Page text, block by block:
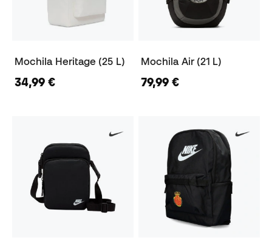
Mochila Heritage (25 L)
34,99 €
Mochila Air (21 L)
79,99 €